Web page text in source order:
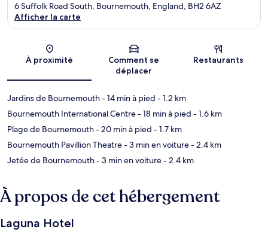
Carte
6 Suffolk Road South, Bournemouth, England, BH2 6AZ
Afficher la carte
À proximité
Comment se
déplacer
Restaurants
Jardins de Bournemouth- 14 min à pied - 1.2 km
Bournemouth International Centre- 18 min à pied - 1.6 km
Plage de Bournemouth- 20 min à pied - 1.7 km
Bournemouth Pavillion Theatre- 3 min en voiture- 2.4 km
Jetée de Bournemouth- 3 min en voiture- 2.4 km
À propos de cet hébergement
Laguna Hotel